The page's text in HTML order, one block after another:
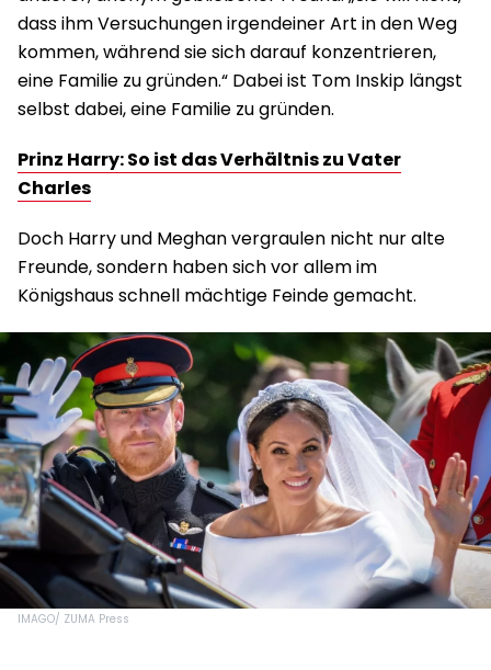
dass ihm Versuchungen irgendeiner Art in den Weg
kommen, während sie sich darauf konzentrieren,
eine Familie zu gründen.“ Dabei ist Tom Inskip längst
selbst dabei, eine Familie zu gründen.
Prinz Harry: So ist das Verhältnis zu Vater
Charles
Doch Harry und Meghan vergraulen nicht nur alte
Freunde, sondern haben sich vor allem im
Königshaus schnell mächtige Feinde gemacht.
IMAGO/ ZUMA Press